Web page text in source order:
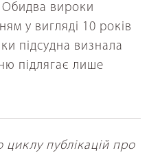
Обидва вироки
у вигляді 10 років
підсудна визнала
підлягає лише
публікацій про